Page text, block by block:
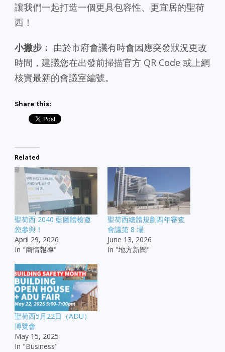
讓我們一起打造一個更具包容性、更宜居的聖荷
西！
小撇步： 由於市府會議有時會因應突發狀況更改
時間，建議您在出發前掃描官方 QR Code 或上網
核實最新的會議室編號。
Share this:
Related
聖荷西 2040 藍圖體檢邀
您參與！
April 29, 2026
In "商情報導"
聖荷西總體規劃四年審查
會議第 8 場
June 13, 2026
In "地方新聞"
聖荷西5月22日（ADU）
博覽會
May 15, 2025
In "Business"